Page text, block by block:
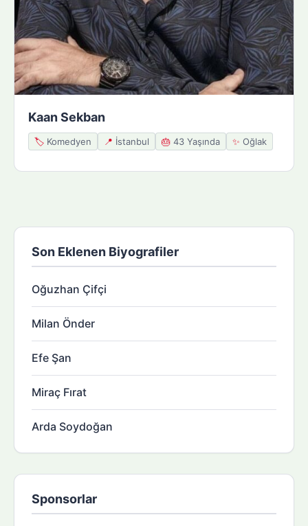
Kaan Sekban
🏷️ Komedyen 📍 İstanbul 🎂 43 Yaşında ✨ Oğlak
Son Eklenen Biyografiler
Oğuzhan Çifçi
Milan Önder
Efe Şan
Miraç Fırat
Arda Soydoğan
Sponsorlar